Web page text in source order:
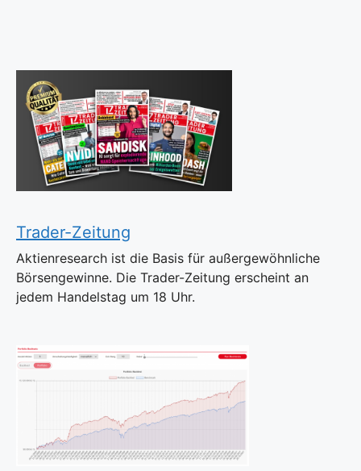
Trader-Zeitung
Aktienresearch ist die Basis für außergewöhnliche
Börsengewinne. Die Trader-Zeitung erscheint an
jedem Handelstag um 18 Uhr.